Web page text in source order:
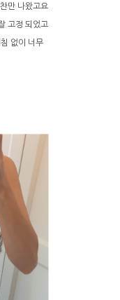
만 나왔고요
고정 되었고
없이 너무